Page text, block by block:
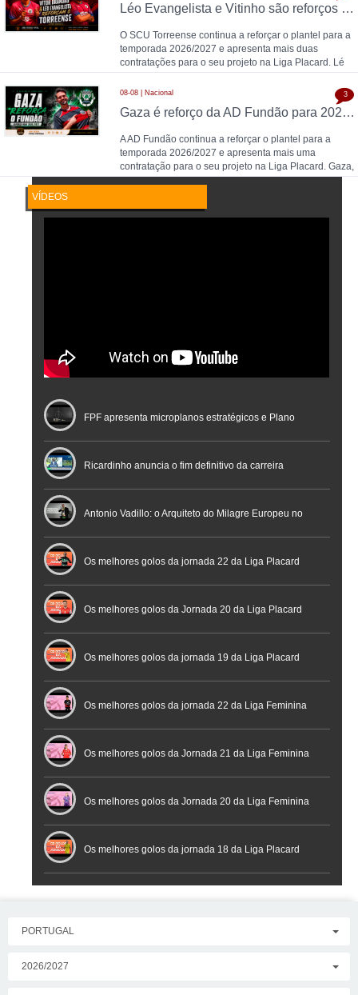
Léo Evangelista e Vitinho são reforços do Torreense para 2026/2027
O SCU Torreense continua a reforçar o plantel para a
temporada 2026/2027 e apresenta mais duas
contratações para o seu projeto na Liga Placard. Lé
08-08 | Nacional
Gaza é reforço da AD Fundão para 2026/2027
A AD Fundão continua a reforçar o plantel para a
temporada 2026/2027 e apresenta mais uma
contratação para o seu projeto na Liga Placard. Gaza,
gu
3
VÍDEOS
FPF apresenta microplanos estratégicos e Plano
Nacional de Arbitragem
Ricardinho anuncia o fim definitivo da carreira
profissional em conferência histórica na Cidade do
Futebol
Antonio Vadillo: o Arquiteto do Milagre Europeu no
Futsal | Documentário
Os melhores golos da jornada 22 da Liga Placard
Os melhores golos da Jornada 20 da Liga Placard
Futsal
Os melhores golos da jornada 19 da Liga Placard
Os melhores golos da jornada 22 da Liga Feminina
Placard
Os melhores golos da Jornada 21 da Liga Feminina
Placard
Os melhores golos da Jornada 20 da Liga Feminina
Placard
Os melhores golos da jornada 18 da Liga Placard
PORTUGAL
2026/2027